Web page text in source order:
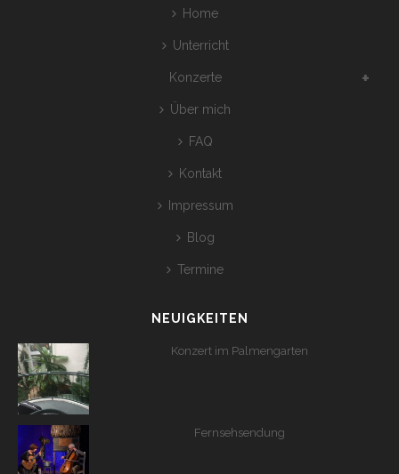
Home
Unterricht
Konzerte
Über mich
FAQ
Kontakt
Impressum
Blog
Termine
NEUIGKEITEN
Konzert im Palmengarten
Fernsehsendung